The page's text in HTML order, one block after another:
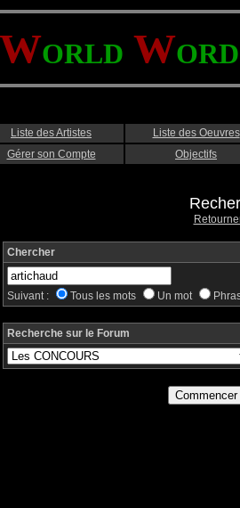
WORLD WORD
Liste des Artistes
Liste des Oeuvres
Gérer son Compte Objectifs
Chercher
Suivant : Tous les mots Un mot
Recherche sur le Forum